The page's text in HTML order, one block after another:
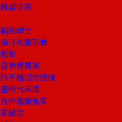
戰守策
的碩士
守的變形蟲
新
領導菁英
不通切勿戀棧
時代來臨
中國變冤家
破功